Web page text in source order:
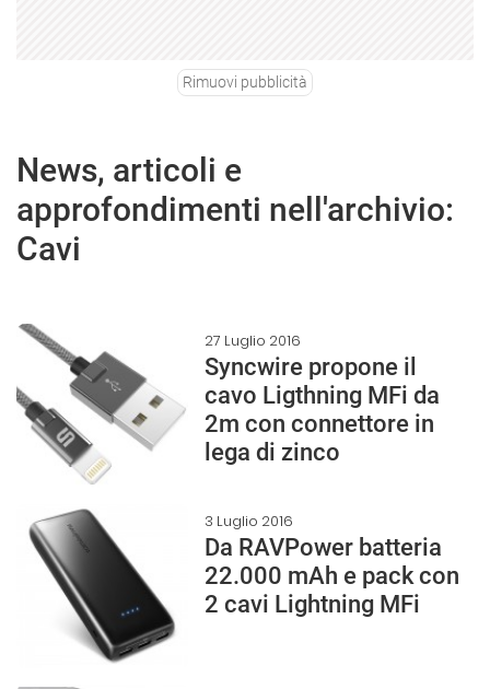
Rimuovi pubblicità
News, articoli e
approfondimenti nell'archivio:
Cavi
27 Luglio 2016
Syncwire propone il
cavo Ligthning MFi da
2m con connettore in
lega di zinco
3 Luglio 2016
Da RAVPower batteria
22.000 mAh e pack con
2 cavi Lightning MFi